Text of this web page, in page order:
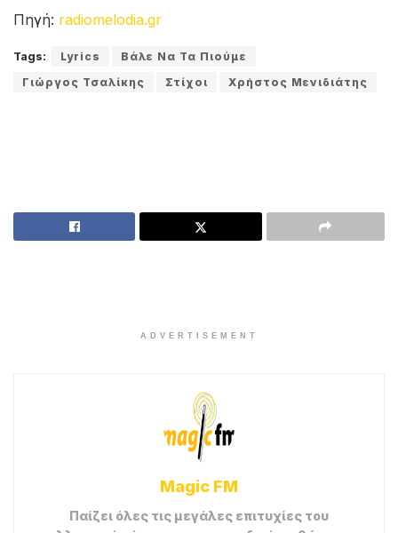
άστα όλα πίσω και μπροστά προχώρα.
Βάλε να τα πιούμε και όλα να τα πούμε
Βάλε να τα πιούμε λιώμα να βρεθούμε
βάλε φωτιά να κάνω την καρδιά μου στάχτη
κάψε το χθες και βάλε τώρα ένα Χ
Βάλε να τα πιούμε λιώμα να βρεθούμε